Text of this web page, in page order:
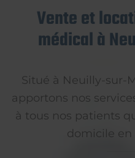
Vente et
médical à
Situé à Neuilly-sur-
apportons nos
à tous nos patients
domicile en